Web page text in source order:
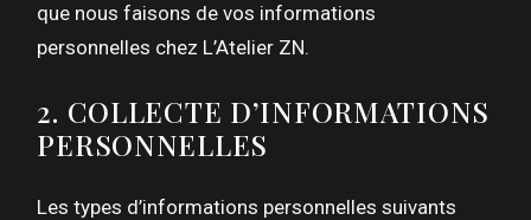
que nous faisons de vos informations
personnelles chez L’Atelier ZN.
2. COLLECTE D’INFORMATIONS
PERSONNELLES
Les types d’informations personnelles suivants